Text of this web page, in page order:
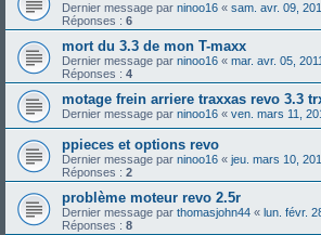
Dernier message par ninoo16 « sam. avr. 09,
Réponses : 6
mort du 3.3 de mon T-maxx
Dernier message par ninoo16 « mar. avr. 05,
Réponses : 4
motage frein arriere traxxas revo 3.3
Dernier message par ninoo16 « ven. mars 11,
ppieces et options revo
Dernier message par ninoo16 « jeu. mars 10,
Réponses : 2
problème moteur revo 2.5r
Dernier message par thomasjohn44 « lun. févr.
Réponses : 8